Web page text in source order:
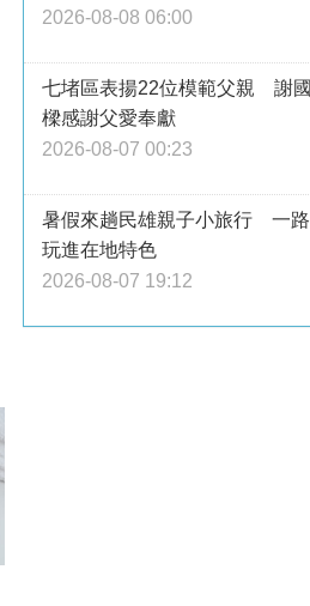
2026-08-08 06:00
七堵區表揚22位模範父親 謝國
樑感謝父愛奉獻
2026-08-07 00:23
暑假來趟民雄親子小旅行 一路
玩進在地特色
2026-08-07 19:12